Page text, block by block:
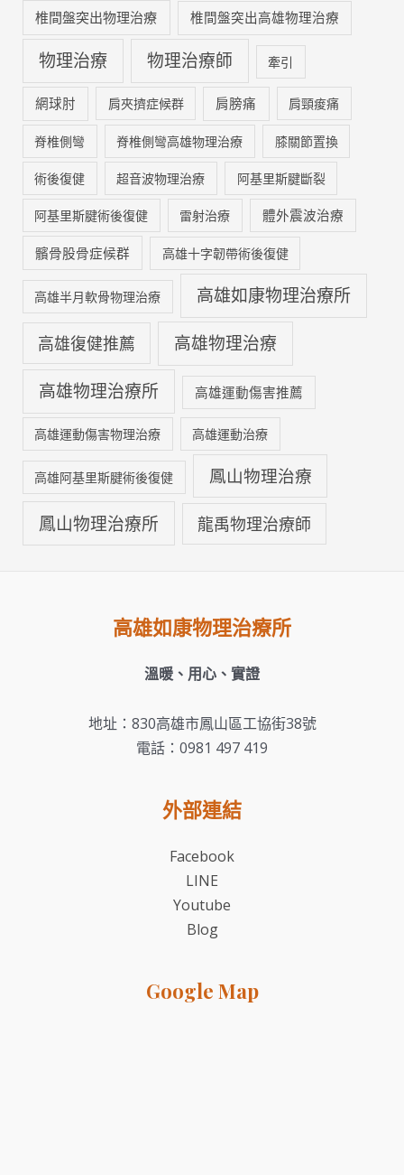
椎間盤突出物理治療 椎間盤突出高雄物理治療
物理治療 物理治療師 牽引
網球肘 肩夾擠症候群 肩膀痛 肩頸痠痛
脊椎側彎 脊椎側彎高雄物理治療 膝關節置換
術後復健 超音波物理治療 阿基里斯腱斷裂
阿基里斯腱術後復健 雷射治療 體外震波治療
髕骨股骨症候群 高雄十字韌帶術後復健
高雄半月軟骨物理治療 高雄如康物理治療所
高雄復健推薦 高雄物理治療
高雄物理治療所 高雄運動傷害推薦
高雄運動傷害物理治療 高雄運動治療
高雄阿基里斯腱術後復健 鳳山物理治療
鳳山物理治療所 龍禹物理治療師
高雄如康物理治療所
溫暖、用心、實證
地址：830高雄市鳳山區工協街38號
電話：0981 497 419
外部連結
Facebook
LINE
Youtube
Blog
Google Map